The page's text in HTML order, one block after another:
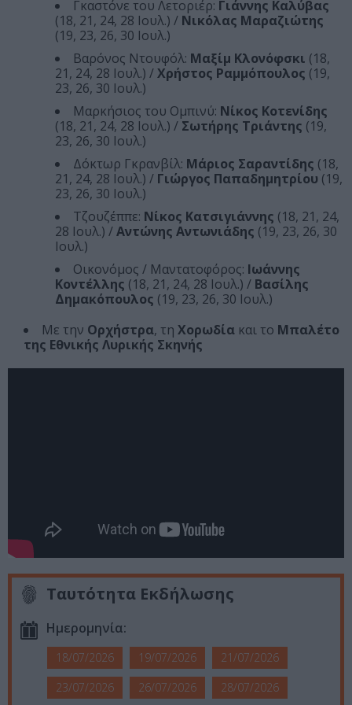
Γκαστόνε του Λετοριέρ: Γιάννης Καλύβας
(18, 21, 24, 28 Ιουλ.) / Νικόλας Μαραζιώτης
(19, 23, 26, 30 Ιουλ.)
Βαρόνος Ντουφόλ: Μαξίμ Κλονόφσκι (18,
21, 24, 28 Ιουλ.) /Χρήστος Ραμμόπουλος (19,
23, 26, 30 Ιουλ.)
Μαρκήσιος του Ομπινύ: Νίκος Κοτενίδης
(18, 21, 24, 28 Ιουλ.) / Σωτήρης Τριάντης (19,
23, 26, 30 Ιουλ.)
Δόκτωρ Γκρανβίλ: Μάριος Σαραντίδης (18,
21, 24, 28 Ιουλ.) / Γιώργος Παπαδημητρίου (19,
23, 26, 30 Ιουλ.)
Τζουζέππε: Νίκος Κατσιγιάννης (18, 21, 24,
28 Ιουλ.) /Αντώνης Αντωνιάδης (19, 23, 26, 30
Ιουλ.)
Οικονόμος / Μαντατοφόρος: Ιωάννης
Κοντέλλης (18, 21, 24, 28 Ιουλ.) / Βασίλης
Δημακόπουλος (19, 23, 26, 30 Ιουλ.)
Με την Ορχήστρα, τη Χορωδία και το Μπαλέτο
της Εθνικής Λυρικής Σκηνής
Ταυτότητα Εκδήλωσης
Ημερομηνία:
18/07/2026 19/07/2026
21/07/2026
23/07/2026
26/07/2026 28/07/2026